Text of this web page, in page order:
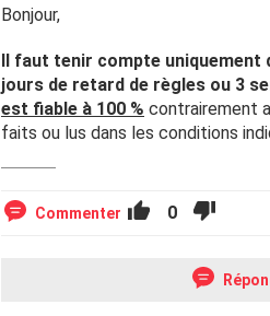
Bonjour,
Il faut tenir compte uniquement
jours de retard de règles ou 3
est fiable à 100 % contrairement
faits ou lus dans les conditions
Commenter 0